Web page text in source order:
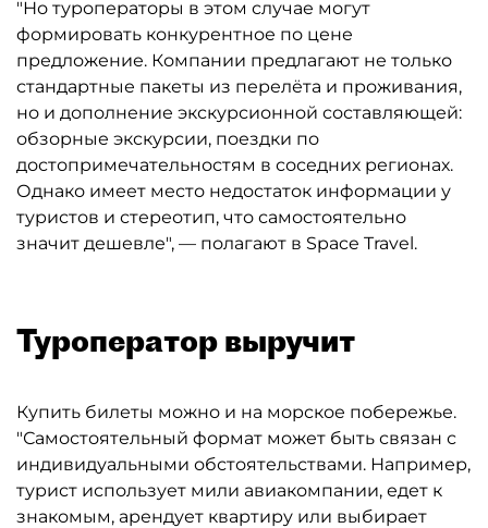
"Но туроператоры в этом случае могут
формировать конкурентное по цене
предложение. Компании предлагают не только
стандартные пакеты из перелёта и проживания,
но и дополнение экскурсионной составляющей:
обзорные экскурсии, поездки по
достопримечательностям в соседних регионах.
Однако имеет место недостаток информации у
туристов и стереотип, что самостоятельно
значит дешевле", — полагают в Space Travel.
Туроператор выручит
Купить билеты можно и на морское побережье.
"Самостоятельный формат может быть связан с
индивидуальными обстоятельствами. Например,
турист использует мили авиакомпании, едет к
знакомым, арендует квартиру или выбирает